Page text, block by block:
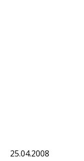
25.04.2008